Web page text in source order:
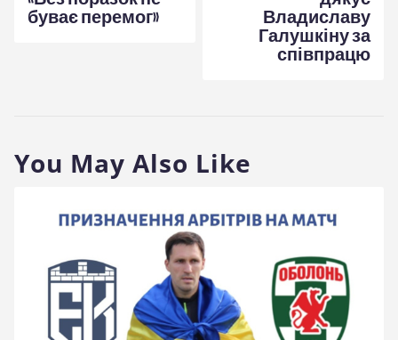
буває перемог»
Владиславу
Галушкіну за
співпрацю
You May Also Like